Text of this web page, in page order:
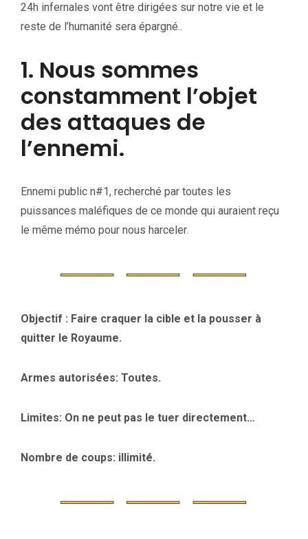
24h infernales vont être dirigées sur notre vie et le
reste de l’humanité sera épargné..
1. Nous sommes
constamment l’objet
des attaques de
l’ennemi.
Ennemi public n#1, recherché par toutes les
puissances maléfiques de ce monde qui auraient reçu
le même mémo pour nous harceler.
Objectif : Faire craquer la cible et la pousser à
quitter le Royaume.
Armes autorisées: Toutes.
Limites: On ne peut pas le tuer directement…
Nombre de coups: illimité.